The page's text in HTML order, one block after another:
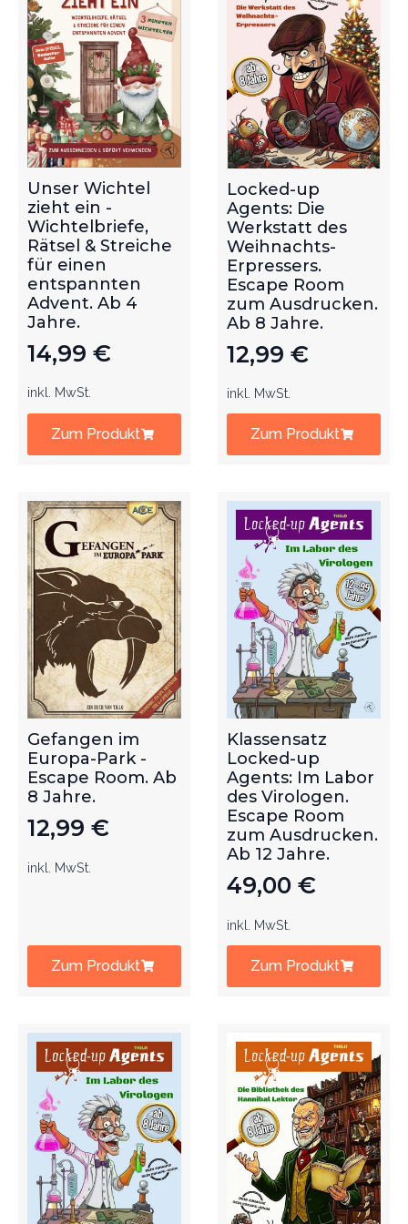
Unser Wichtel
zieht ein -
Wichtelbriefe,
Rätsel & Streiche
für einen
entspannten
Advent. Ab 4
Jahre.
14,99 €
inkl. MwSt.
Zum Produkt
Locked-up
Agents: Die
Werkstatt des
Weihnachts-
Erpressers.
Escape Room
zum Ausdrucken.
Ab 8 Jahre.
12,99 €
inkl. MwSt.
Zum Produkt
Gefangen im
Europa-Park -
Escape Room. Ab
8 Jahre.
12,99 €
inkl. MwSt.
Zum Produkt
Klassensatz
Locked-up
Agents: Im Labor
des Virologen.
Escape Room
zum Ausdrucken.
Ab 12 Jahre.
49,00 €
inkl. MwSt.
Zum Produkt